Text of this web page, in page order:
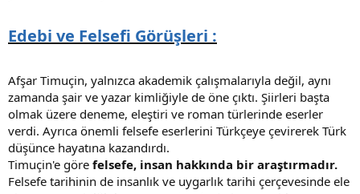
Edebi ve Felsefi Görüşleri :
Afşar Timuçin, yalnızca akademik çalışmalarıyla değil, aynı
zamanda şair ve yazar kimliğiyle de öne çıktı. Şiirleri başta
olmak üzere deneme, eleştiri ve roman türlerinde eserler
verdi. Ayrıca önemli felsefe eserlerini Türkçeye çevirerek Türk
düşünce hayatına kazandırdı.
Timuçin'e göre felsefe, insan hakkında bir araştırmadır.
Felsefe tarihinin de insanlık ve uygarlık tarihi çerçevesinde ele